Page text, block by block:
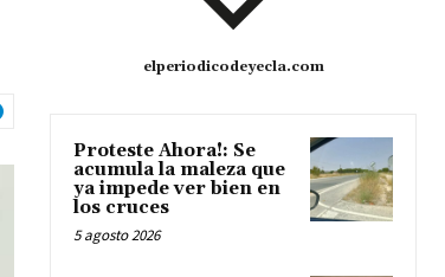
elperiodicodeyecla.com
Proteste Ahora!: Se
acumula la maleza que
ya impede ver bien en
los cruces
5 agosto 2026